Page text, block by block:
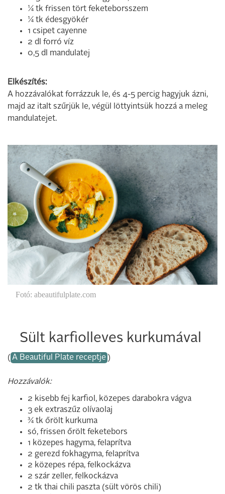
¼ tk frissen tört feketeborsszem
¼ tk édesgyökér
1 csipet cayenne
2 dl forró víz
0,5 dl mandulatej
Elkészítés:
A hozzávalókat forrázzuk le, és 4-5 percig hagyjuk ázni,
majd az italt szűrjük le, végül löttyintsük hozzá a meleg
mandulatejet.
Fotó: abeautifulplate.com
Sült karfiolleves kurkumával
( A Beautiful Plate receptje )
Hozzávalók:
2 kisebb fej karfiol, közepes darabokra vágva
3 ek extraszűz olívaolaj
¾ tk őrölt kurkuma
só, frissen őrölt feketebors
1 közepes hagyma, felaprítva
2 gerezd fokhagyma, felaprítva
2 közepes répa, felkockázva
2 szár zeller, felkockázva
2 tk thai chili paszta (sült vörös chili)